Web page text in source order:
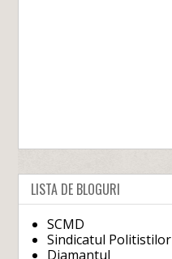
LISTA DE BLOGURI
SCMD
Sindicatul Politistilor
Diamantul